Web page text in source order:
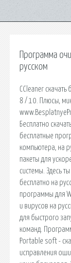
Программа
русском
CCleaner
8 / 10. Плюсы,
Бесплатно
бесплатные
компьютера, на
пакеты для
системы. Здесь
бесплатно на
программы для
и вирусов на
для быстрого
команд.
Portable soft -
исправления